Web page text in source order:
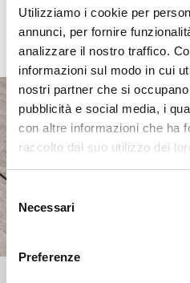
Utilizziamo i cookie per
annunci, per fornire
analizzare il nostro traffico.
informazioni sul modo in cui
nostri partner che si
pubblicità e social media, i
con altre informazioni che ha
raccolto dal suo utilizzo dei
Selezione
delNecessari
Preferenze